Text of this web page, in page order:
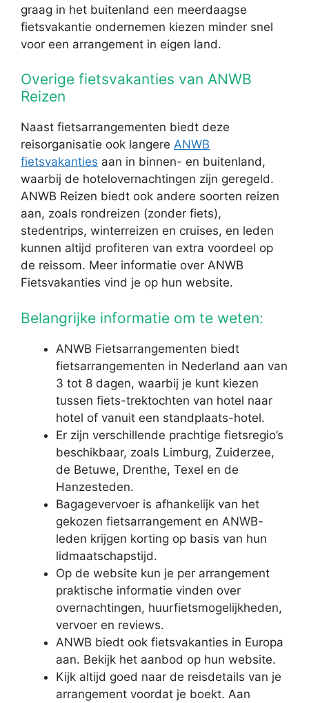
graag in het buitenland een meerdaagse
fietsvakantie ondernemen kiezen minder snel
voor een arrangement in eigen land.
Overige fietsvakanties van ANWB
Reizen
Naast fietsarrangementen biedt deze
reisorganisatie ook langere ANWB
fietsvakanties aan in binnen- en buitenland,
waarbij de hotelovernachtingen zijn geregeld.
ANWB Reizen biedt ook andere soorten reizen
aan, zoals rondreizen (zonder fiets),
stedentrips, winterreizen en cruises, en leden
kunnen altijd profiteren van extra voordeel op
de reissom. Meer informatie over ANWB
Fietsvakanties vind je op hun website.
Belangrijke informatie om te weten:
ANWB Fietsarrangementen biedt
fietsarrangementen in Nederland aan van
3 tot 8 dagen, waarbij je kunt kiezen
tussen fiets-trektochten van hotel naar
hotel of vanuit een standplaats-hotel.
Er zijn verschillende prachtige fietsregio’s
beschikbaar, zoals Limburg, Zuiderzee,
de Betuwe, Drenthe, Texel en de
Hanzesteden.
Bagagevervoer is afhankelijk van het
gekozen fietsarrangement en ANWB-
leden krijgen korting op basis van hun
lidmaatschapstijd.
Op de website kun je per arrangement
praktische informatie vinden over
overnachtingen, huurfietsmogelijkheden,
vervoer en reviews.
ANWB biedt ook fietsvakanties in Europa
aan. Bekijk het aanbod op hun website.
Kijk altijd goed naar de reisdetails van je
arrangement voordat je boekt. Aan